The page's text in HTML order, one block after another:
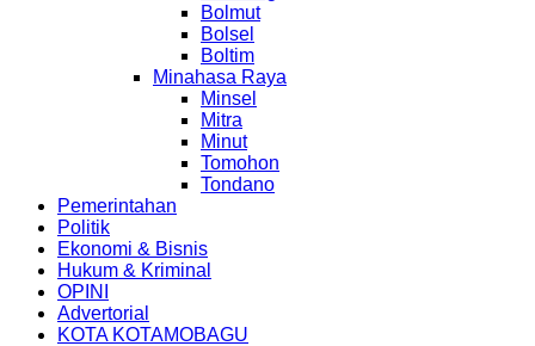
Bolmut
Bolsel
Boltim
Minahasa Raya
Minsel
Mitra
Minut
Tomohon
Tondano
Pemerintahan
Politik
Ekonomi & Bisnis
Hukum & Kriminal
OPINI
Advertorial
KOTA KOTAMOBAGU